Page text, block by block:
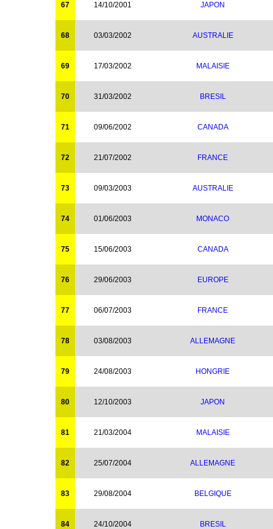
67 14/10/2001 JAPON
68 03/03/2002 AUSTRALIE
69 17/03/2002 MALAISIE
70 31/03/2002 BRESIL
71 09/06/2002 CANADA
72 21/07/2002 FRANCE
73 09/03/2003 AUSTRALIE
74 01/06/2003 MONACO
75 15/06/2003 CANADA
76 29/06/2003 EUROPE
77 06/07/2003 FRANCE
78 03/08/2003 ALLEMAGNE
79 24/08/2003 HONGRIE
80 12/10/2003 JAPON
81 21/03/2004 MALAISIE
82 25/07/2004 ALLEMAGNE
83 29/08/2004 BELGIQUE
84 24/10/2004 BRESIL